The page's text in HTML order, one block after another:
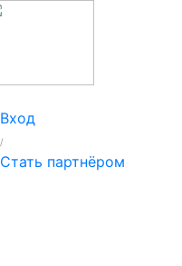
Вход
/
Стать партнёром